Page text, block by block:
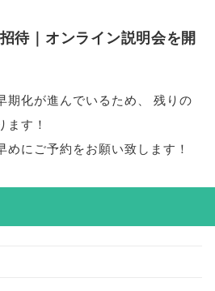
待｜オンライン説明会を開
期化が進んでいるため、
残りの
ます！
めにご予約をお願い致します！